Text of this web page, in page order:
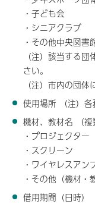
・子ども会
・シニアクラブ
・その他中央図書
（注）該当する
さい。
（注）市内の団体
使用場所 （注）各
機材、教材名 （複
・プロジェクター
・スクリーン
・ワイヤレスアン
・その他（機材・
借用期間（日時）